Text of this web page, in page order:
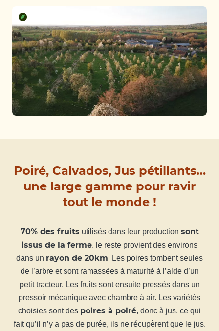
Poiré, Calvados, Jus pétillants…
une large gamme pour ravir
tout le monde !
70% des fruits utilisés dans leur production sont
issus de la ferme, le reste provient des environs
dans un rayon de 20km. Les poires tombent seules
de l’arbre et sont ramassées à maturité à l’aide d’un
petit tracteur. Les fruits sont ensuite pressés dans un
pressoir mécanique avec chambre à air. Les variétés
choisies sont des poires à poiré, donc à jus, ce qui
fait qu’il n’y a pas de purée, ils ne récupèrent que le jus.